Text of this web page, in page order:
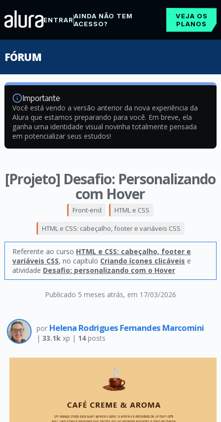
ENTRARAINDA NÃO TEM
ACESSO?
VEJA OS
PLANOS
FÓRUM
Importante
Você está vendo a versão anterior da nova experiência da
Alura que estamos preparando para você. Em breve, ela
ganha uma identidade visual novinha totalmente pensada
em potencializar seus estudos!
[Projeto] Desafio: Personalizando
com Hover
Publicado 5 meses atrás, em 17/03/2026
Front-end HTML e CSS
HTML e CSS: cabeçalho, footer e variáveis CSS
Referente ao curso HTML e CSS: cabeçalho, footer e
variáveis CSS, no capítulo Criando ícones clicáveis e
atividade Desafio: personalizando com o Hover
por Helena Rodrigues Fernandes Marcomini
| 33.1kxp | 14posts